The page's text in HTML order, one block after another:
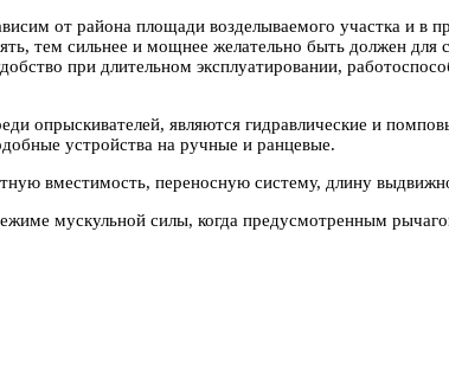
от района площади возделываемого участка и в
тем сильнее и мощнее желательно быть должен
при длительном эксплуатировании,
опрыскивателей, являются гидравлические и
устройства на ручные и ранцевые.
вместимость, переносную систему, длину
мускульной силы, когда предусмотренным